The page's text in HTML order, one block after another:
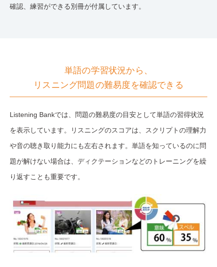
確認、練習ができる別冊が付属しています。
単語の学習状況から、
リスニング問題の難易度を確認できる
Listening Bankでは、問題の難易度の目安として単語の習得状況
を表示しています。リスニングのスコアは、スクリプトの理解力
や音の聴き取り能力にも左右されます。単語を知っているのに問
題が解けない場合は、ディクテーションなどのトレーニングを繰
り返すことも重要です。